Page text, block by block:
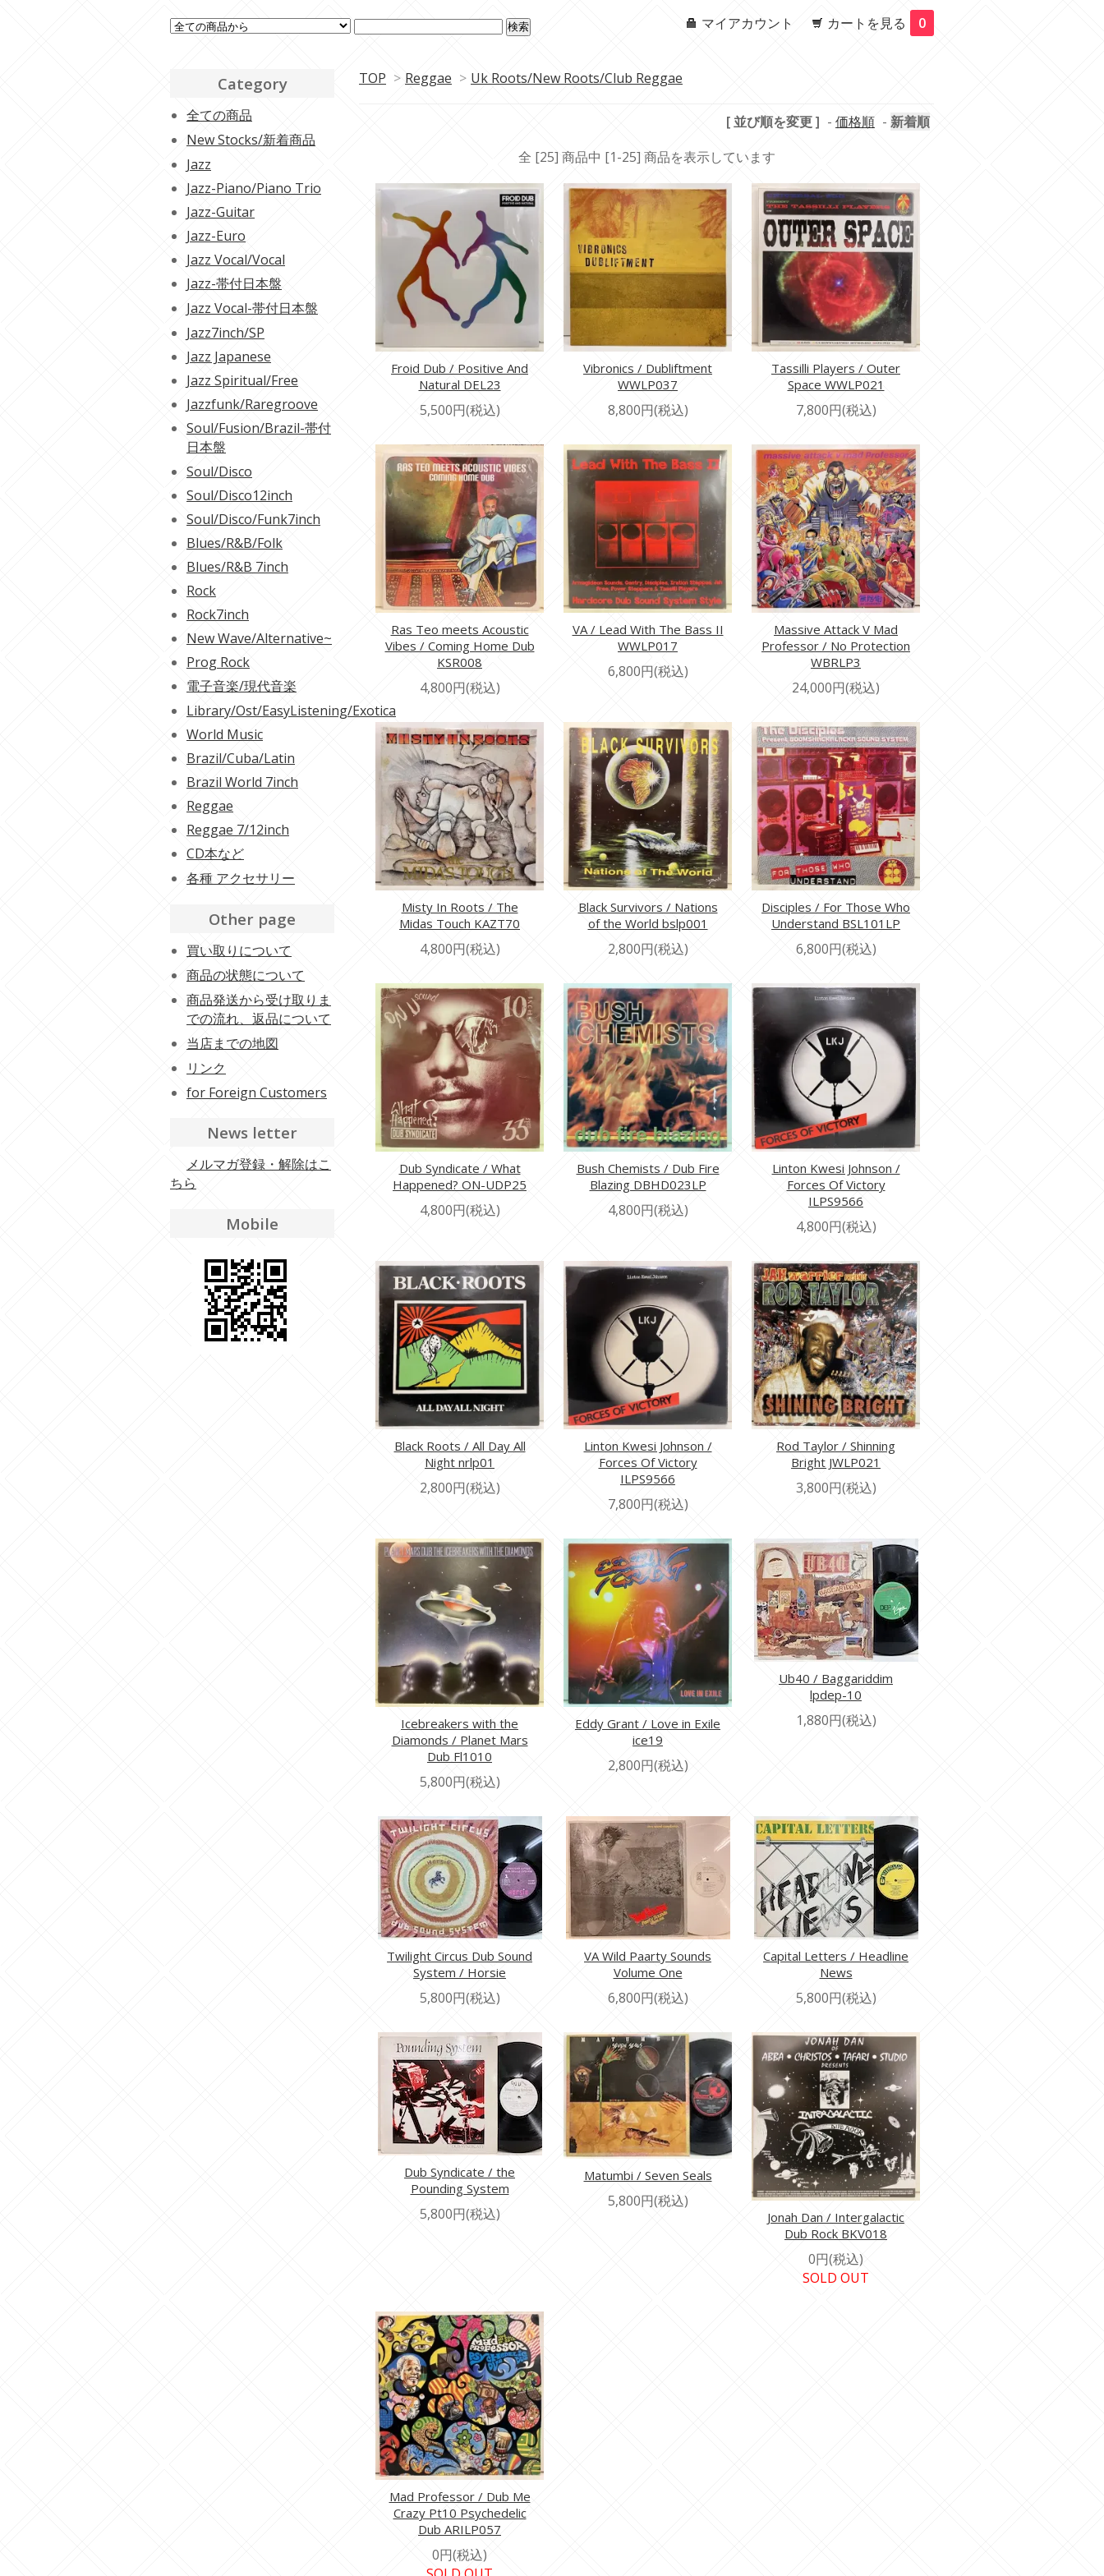
マイアカウント カートを見る 0
TOP > Reggae > Uk Roots/New Roots/Club Reggae
[ 並び順を変更 ] - 価格順 - 新着順
全 [25] 商品中 [1-25] 商品を表示しています
Froid Dub / Positive And
Natural DEL23
5,500円(税込)
Vibronics / Dubliftment
WWLP037
8,800円(税込)
Tassilli Players / Outer
Space WWLP021
7,800円(税込)
Ras Teo meets Acoustic
Vibes / Coming Home Dub
KSR008
4,800円(税込)
VA / Lead With The Bass II
WWLP017
6,800円(税込)
Massive Attack V Mad
Professor / No Protection
WBRLP3
24,000円(税込)
Misty In Roots / The
Midas Touch KAZT70
4,800円(税込)
Black Survivors / Nations
of the World bslp001
2,800円(税込)
Disciples / For Those Who
Understand BSL101LP
6,800円(税込)
Dub Syndicate / What
Happened? ON-UDP25
4,800円(税込)
Bush Chemists / Dub Fire
Blazing DBHD023LP
4,800円(税込)
Linton Kwesi Johnson /
Forces Of Victory
ILPS9566
4,800円(税込)
Black Roots / All Day All
Night nrlp01
2,800円(税込)
Linton Kwesi Johnson /
Forces Of Victory
ILPS9566
7,800円(税込)
Rod Taylor / Shinning
Bright JWLP021
3,800円(税込)
Icebreakers with the
Diamonds / Planet Mars
Dub Fl1010
5,800円(税込)
Eddy Grant / Love in Exile
ice19
2,800円(税込)
Ub40 / Baggariddim
lpdep-10
1,880円(税込)
Twilight Circus Dub Sound
System / Horsie
5,800円(税込)
VA Wild Paarty Sounds
Volume One
6,800円(税込)
Capital Letters / Headline
News
5,800円(税込)
Dub Syndicate / the
Pounding System
5,800円(税込)
Matumbi / Seven Seals
5,800円(税込)
Jonah Dan / Intergalactic
Dub Rock BKV018
0円(税込)
SOLD OUT
Mad Professor / Dub Me
Crazy Pt10 Psychedelic
Dub ARILP057
0円(税込)
Category
全ての商品
New Stocks/新着商品
Jazz
Jazz-Piano/Piano Trio
Jazz-Guitar
Jazz-Euro
Jazz Vocal/Vocal
Jazz-帯付日本盤
Jazz Vocal-帯付日本盤
Jazz7inch/SP
Jazz Japanese
Jazz Spiritual/Free
Jazzfunk/Raregroove
Soul/Fusion/Brazil-帯付
日本盤
Soul/Disco
Soul/Disco12inch
Soul/Disco/Funk7inch
Blues/R&B/Folk
Blues/R&B 7inch
Rock
Rock7inch
New Wave/Alternative~
Prog Rock
電子音楽/現代音楽
Library/Ost/EasyListening/Exotica
World Music
Brazil/Cuba/Latin
Brazil World 7inch
Reggae
Reggae 7/12inch
CD本など
各種 アクセサリー
Other page
買い取りについて
商品の状態について
商品発送から受け取りま
での流れ、返品について
当店までの地図
リンク
for Foreign Customers
News letter
メルマガ登録・解除はこ
ちら
Mobile